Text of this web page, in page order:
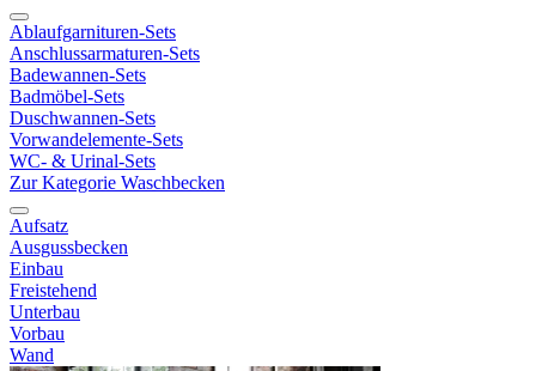
Ablaufgarnituren-Sets
Anschlussarmaturen-Sets
Badewannen-Sets
Badmöbel-Sets
Duschwannen-Sets
Vorwandelemente-Sets
WC- & Urinal-Sets
Zur Kategorie Waschbecken
Aufsatz
Ausgussbecken
Einbau
Freistehend
Unterbau
Vorbau
Wand